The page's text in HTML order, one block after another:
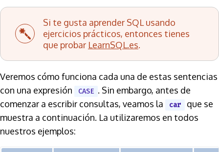
Si te gusta aprender SQL usando
ejercicios prácticos, entonces tienes
que probar LearnSQL.es.
Veremos cómo funciona cada una de estas sentencias
con una expresión
CASE . Sin embargo, antes de
comenzar a escribir consultas, veamos la
car
que se
muestra a continuación. La utilizaremos en todos
nuestros ejemplos: